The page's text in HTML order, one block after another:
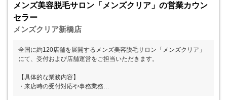
メンズ美容脱毛サロン「メンズクリア」の営業カウン
セラー
メンズクリア新橋店
全国に約120店舗を展開するメンズ美容脱毛サロン「メンズクリア」
にて、受付および店舗運営をご担当いただきます。
【具体的な業務内容】
・来店時の受付対応や事務業務